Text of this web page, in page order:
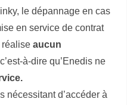
le dépannage en cas
en service de contrat
réalise aucun
à-dire qu’Enedis ne
nécessitant d’accéder à